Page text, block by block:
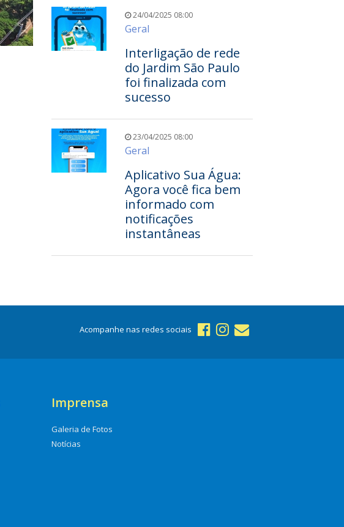
24/04/2025 08:00
Geral
Interligação de rede
do Jardim São Paulo
foi finalizada com
sucesso
23/04/2025 08:00
Geral
Aplicativo Sua Água:
Agora você fica bem
informado com
notificações
instantâneas
Acompanhe nas redes sociais
Imprensa
Galeria de Fotos
Notícias